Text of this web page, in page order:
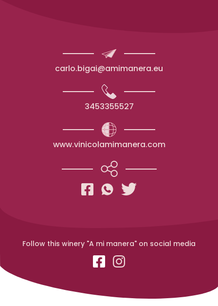
carlo.bigai@amimanera.eu
3453355527
www.vinicolamimanera.com
Follow this winery "A mi manera" on social media